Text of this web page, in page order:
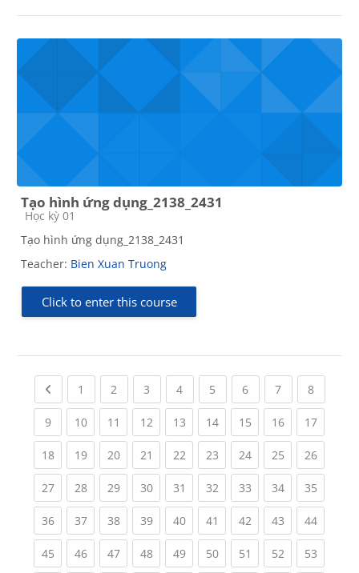
Tạo hình ứng dụng_2138_2431
Course category
Học kỳ 01
Tạo hình ứng dụng_2138_2431
Teacher: Bien Xuan Truong
Click to enter this course
Previous page
1 (current)
2 (current)
3 (current)
4(current)
5 (current)
6(current)
7(current)
8(current)
9(current)
10(current)
11 (current)
12(current)
13(current)
14(current)
15(current)
16(current)
17
18(current)
19(current)
20(current)
21 (current)
22(current)
23(current)
24(current)
25(current)
26
27(current)
28(current)
29(current)
30(current)
31 (current)
32(current)
33(current)
34(current)
35
36(current)
37(current)
38(current)
39(current)
40(current)
41 (current)
42(current)
43(current)
44
45(current)
46(current)
47(current)
48(current)
49(current)
50(current)
51 (current)
52(current)
53